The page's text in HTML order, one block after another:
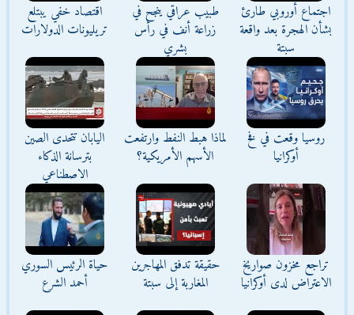
اجتماع أوروبي طارئ
بشأن الهجرة بعد واقعة
سبتة
طبيب عراقي ينجح في
زراعة أنف في رأس
بشري
اقتصاد خفي يبتلع
تريليونات الدولارات
روسيا وقعت في فخ
أوكرانيا
لماذا هبط النفط وارتفعت
الأسهم الأمريكية؟
اليابان تتحدى الصين
بترسانة الذكاء
الاصطناعي
تراجع مخزون صواريخ
الاعتراض لدى أوكرانيا
حقيقة تدفق المهاجرين
المغاربة إلى سبتة
حياة الرئيس السوري
أحمد الشرع